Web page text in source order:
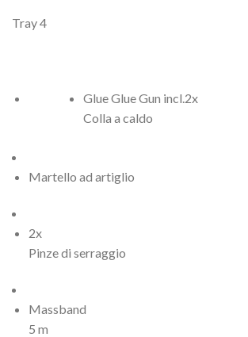
Tray 4
Glue Glue Gun incl.2x
Colla a caldo
Martello ad artiglio
2x
Pinze di serraggio
Massband
5 m